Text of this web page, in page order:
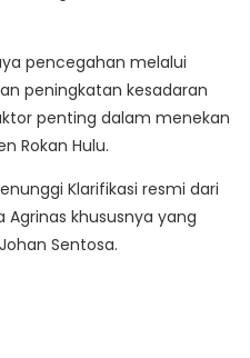
pencegahan melalui
peningkatan kesadaran
penting dalam menekan
Rokan Hulu.
Klarifikasi resmi dari
Agrinas khususnya yang
Sentosa.